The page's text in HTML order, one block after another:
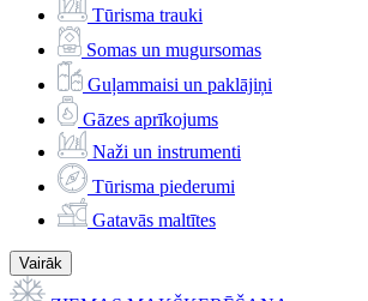
Tūrisma trauki
Somas un mugursomas
Guļammaisi un paklājiņi
Gāzes aprīkojums
Naži un instrumenti
Tūrisma piederumi
Gatavās maltītes
Vairāk